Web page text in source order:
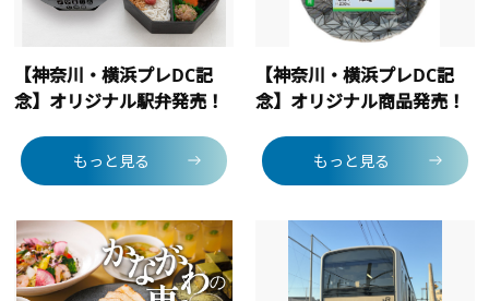
【神奈川・横浜プレDC記
念】オリジナル駅弁発売！
もっと見る
【神奈川・横浜プレDC記
念】オリジナル商品発売！
もっと見る